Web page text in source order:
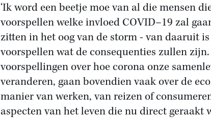
‘Ik word een beetje moe van al die mensen
voorspellen welke invloed COVID–19 zal
zitten in het oog van de storm - van daaruit
voorspellen wat de consequenties zullen
voorspellingen over hoe corona onze
veranderen, gaan bovendien vaak over de
manier van werken, van reizen of
aspecten van het leven die nu direct geraakt